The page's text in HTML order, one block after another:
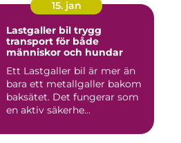
15. jan
Lastgaller bil trygg
transport för både
människor och hundar
Ett Lastgaller bil är mer än
bara ett metallgaller bakom
baksätet. Det fungerar som
en aktiv säkerhe...